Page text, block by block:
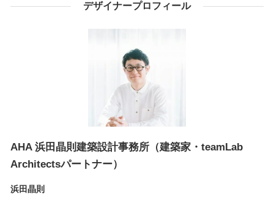
デザイナープロフィール
AHA 浜田晶則建築設計事務所（建築家・teamLab
Architectsパートナー）
浜田晶則